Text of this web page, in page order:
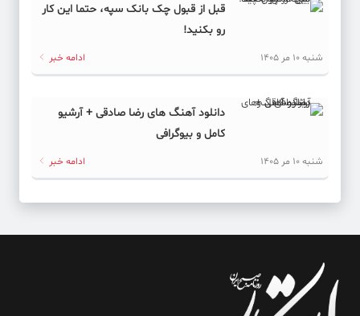
قبل از قبول چک بانک سپه، حتما این کار
رو بکنید!
شنبه 10 مر 1405 ادامه خبر
دانلود آهنگ های رضا صادقی + آرشیو
کامل و بیوگرافی
شنبه 10 مر 1405 ادامه خبر